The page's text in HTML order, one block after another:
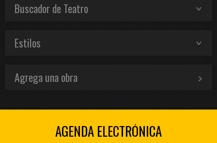
Buscador de Teatro
Estilos
Agrega una obra
AGENDA ELECTRÓNICA